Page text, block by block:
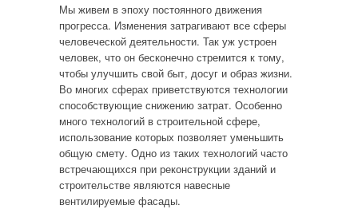
Мы живем в эпоху постоянного движения
прогресса. Изменения затрагивают все сферы
человеческой деятельности. Так уж устроен
человек, что он бесконечно стремится к тому,
чтобы улучшить свой быт, досуг и образ жизни.
Во многих сферах приветствуются технологии
способствующие снижению затрат. Особенно
много технологий в строительной сфере,
использование которых позволяет уменьшить
общую смету. Одно из таких технологий часто
встречающихся при реконструкции зданий и
строительстве являются навесные
вентилируемые фасады.